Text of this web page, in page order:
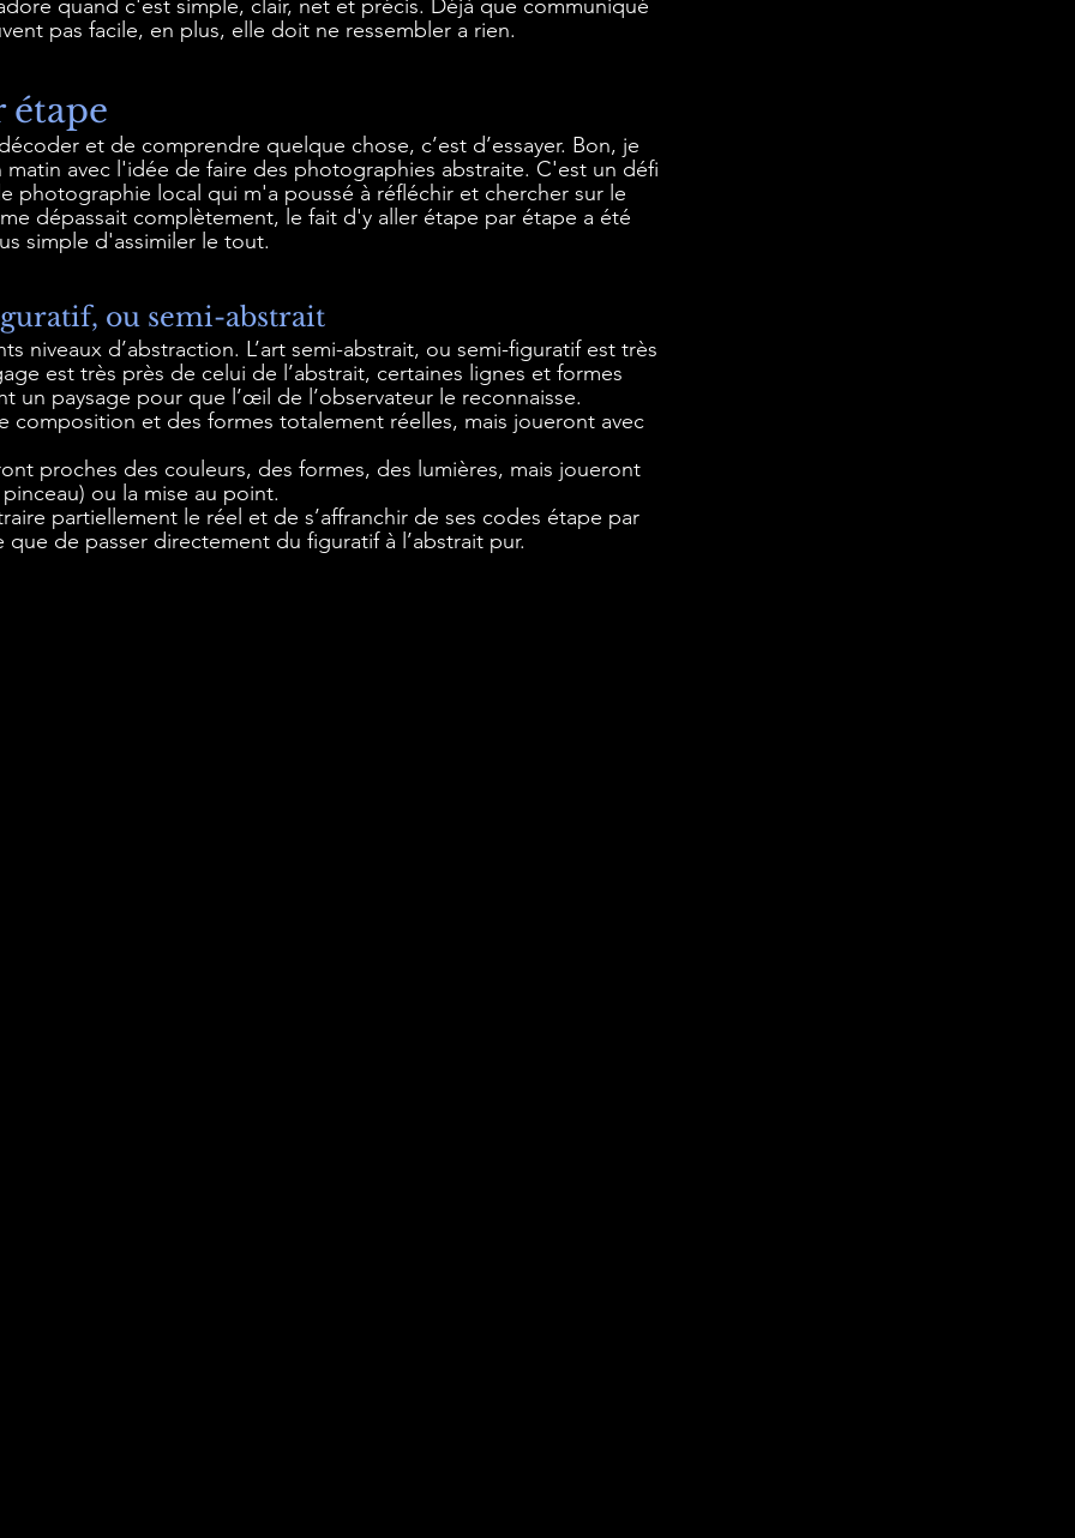
quand c'est simple, clair, net et précis. Déjà que communiqué
pas facile, en plus, elle doit ne ressembler a rien.
étape
et de comprendre quelque chose, c’est d’essayer. Bon, je
matin avec l'idée de faire des photographies abstraite. C'est un défi
photographie local qui m'a poussé à réfléchir et chercher sur le
dépassait complètement, le fait d'y aller étape par étape a été
simple d'assimiler le tout.
ou semi-abstrait
niveaux d’abstraction. L’art semi-abstrait, ou semi-figuratif est très
est très près de celui de l’abstrait, certaines lignes et formes
un paysage pour que l’œil de l’observateur le reconnaisse.
composition et des formes totalement réelles, mais joueront avec
proches des couleurs, des formes, des lumières, mais joueront
ou la mise au point.
partiellement le réel et de s’affranchir de ses codes étape par
que de passer directement du figuratif à l’abstrait pur.